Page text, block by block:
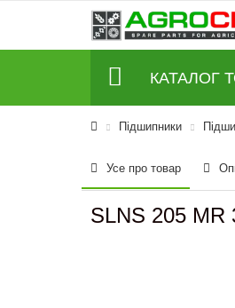
КАТАЛОГ
Підшипники
Усе про товар
SLNS 205 MR